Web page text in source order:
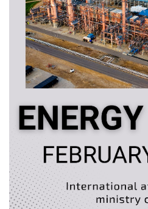
การให้บริการ
คู่มือประชาชน
คู่มือหรือมาตรฐานการปฏิบัติงาน
คู่มือหรือมาตรฐานการให้บริการ
ศูนย์บริการร่วม กระทรวงพลังงาน
ศูนย์ข้อมูลข่าวสารอิเล็กทรอนิ
ข้อมูลเชิงสถิติการให้บริการ